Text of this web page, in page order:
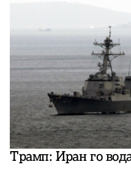
Трамп: Иран го